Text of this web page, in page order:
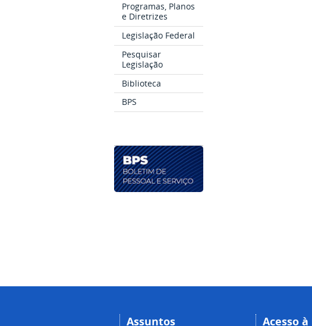
Programas, Planos
e Diretrizes
Legislação Federal
Pesquisar
Legislação
Biblioteca
BPS
Assuntos Acesso